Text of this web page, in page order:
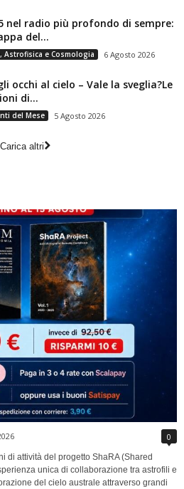
nel radio più profondo di sempre:
del...
Astrofisica e Cosmologia 6 Agosto 2026
occhi al cielo – Vale la sveglia?Le
di...
del Mese 5 Agosto 2026
Carica altri
0
di attività del progetto ShaRA (Shared
unica di collaborazione tra astrofili e
del cielo australe attraverso grandi